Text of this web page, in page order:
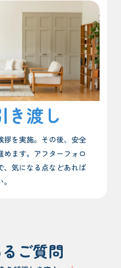
き渡し
拶を実施。その後、安全
めます。アフターフォロ
、気になる点などあれば
ご質問